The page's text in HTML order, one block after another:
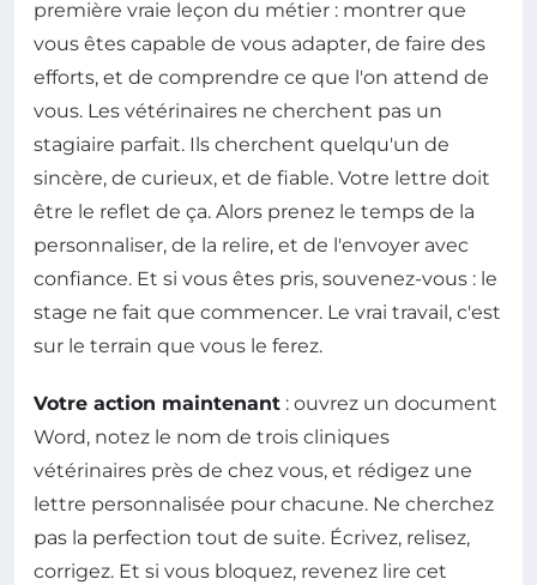
première vraie leçon du métier : montrer que
vous êtes capable de vous adapter, de faire des
efforts, et de comprendre ce que l'on attend de
vous. Les vétérinaires ne cherchent pas un
stagiaire parfait. Ils cherchent quelqu'un de
sincère, de curieux, et de fiable. Votre lettre doit
être le reflet de ça. Alors prenez le temps de la
personnaliser, de la relire, et de l'envoyer avec
confiance. Et si vous êtes pris, souvenez-vous : le
stage ne fait que commencer. Le vrai travail, c'est
sur le terrain que vous le ferez.
Votre action maintenant : ouvrez un document
Word, notez le nom de trois cliniques
vétérinaires près de chez vous, et rédigez une
lettre personnalisée pour chacune. Ne cherchez
pas la perfection tout de suite. Écrivez, relisez,
corrigez. Et si vous bloquez, revenez lire cet